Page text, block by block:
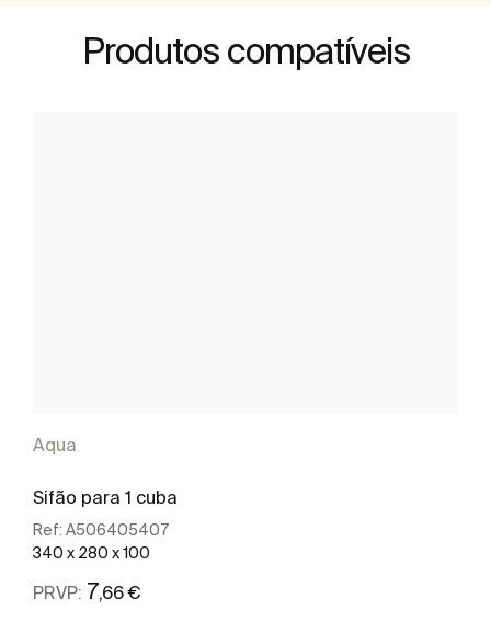
Produtos compatíveis
Aqua
Sifão para 1 cuba
Ref: A506405407
340 x 280 x 100
PRVP: 7,66 €